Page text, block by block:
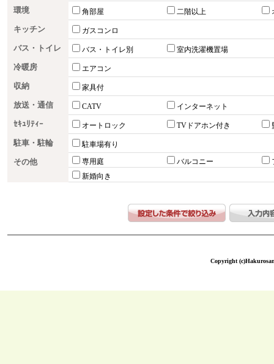
環境 角部屋 二階以上
キッチン ガスコンロ
バス・トイレ バス・トイレ別 室内洗濯機置場
冷暖房 エアコン
収納 家具付
放送・通信 CATV インターネット
ｾｷｭﾘﾃｨｰ オートロック TVドアホン付き
駐車・駐輪 駐車場有り
その他 専用庭 バルコニー
新婚向き
Copyright